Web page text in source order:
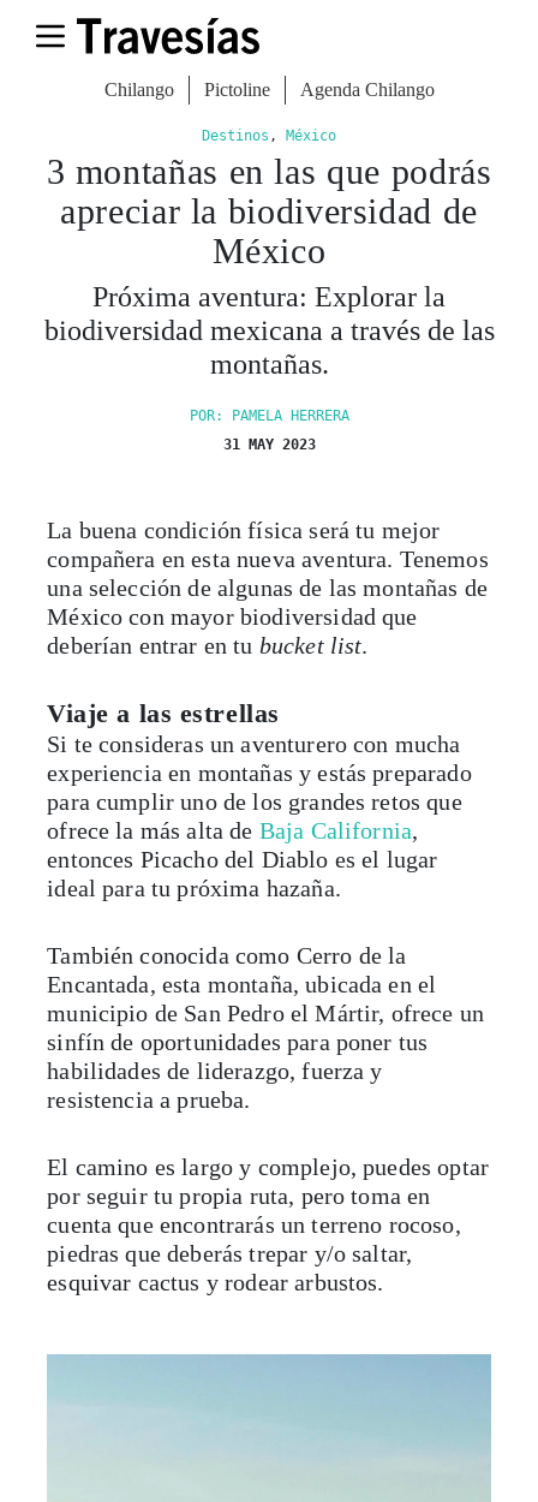
Chilango Pictoline Agenda Chilango
Destinos , México
3 montañas en las que podrás
apreciar la biodiversidad de
México
Próxima aventura: Explorar la
biodiversidad mexicana a través de las
montañas.
POR: PAMELA HERRERA
31 MAY 2023
La buena condición física será tu mejor
compañera en esta nueva aventura. Tenemos
una selección de algunas de las montañas de
México con mayor biodiversidad que
deberían entrar en tu bucket list.
Viaje a las estrellas
Si te consideras un aventurero con mucha
experiencia en montañas y estás preparado
para cumplir uno de los grandes retos que
ofrece la más alta de Baja California,
entonces Picacho del Diablo es el lugar
ideal para tu próxima hazaña.
También conocida como Cerro de la
Encantada, esta montaña, ubicada en el
municipio de San Pedro el Mártir, ofrece un
sinfín de oportunidades para poner tus
habilidades de liderazgo, fuerza y
resistencia a prueba.
El camino es largo y complejo, puedes optar
por seguir tu propia ruta, pero toma en
cuenta que encontrarás un terreno rocoso,
piedras que deberás trepar y/o saltar,
esquivar cactus y rodear arbustos.